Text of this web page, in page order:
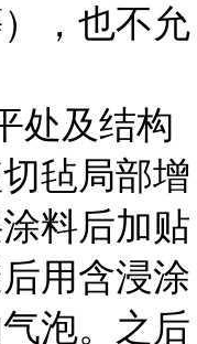
，也不允
处及结构
毡局部增
料后加贴
用含浸涂
泡。之后